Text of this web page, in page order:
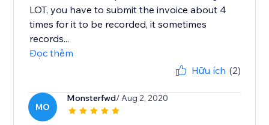
LOT, you have to submit the invoice about 4
times for it to be recorded, it sometimes
records...
Đọc thêm
Hữu ích (2)
MO
Monsterfwd/ Aug 2, 2020